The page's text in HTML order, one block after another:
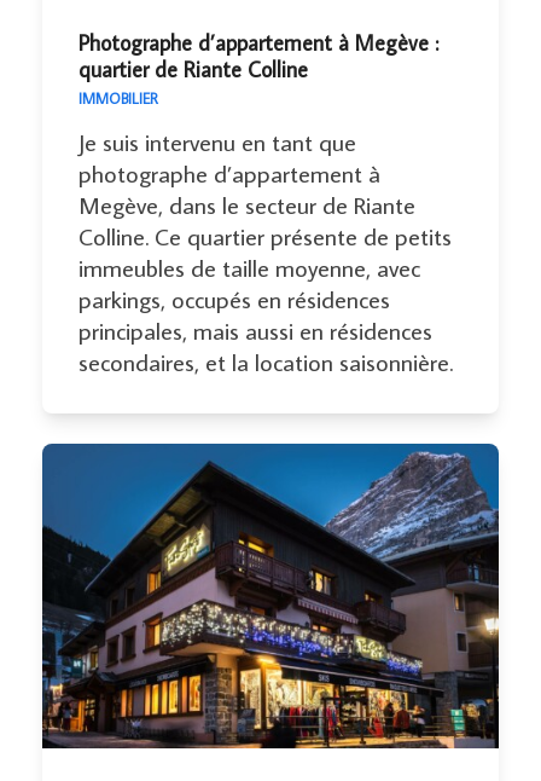
Photographe d’appartement à Megève :
quartier de Riante Colline
IMMOBILIER
Je suis intervenu en tant que
photographe d’appartement à
Megève, dans le secteur de Riante
Colline. Ce quartier présente de petits
immeubles de taille moyenne, avec
parkings, occupés en résidences
principales, mais aussi en résidences
secondaires, et la location saisonnière.